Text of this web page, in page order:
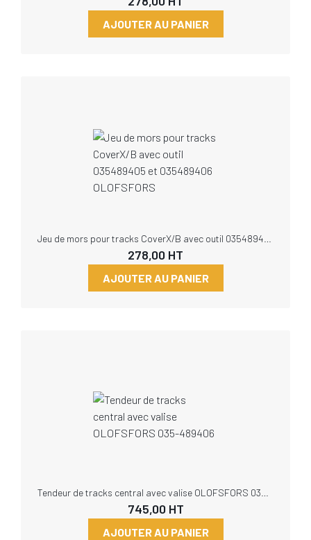
AJOUTER AU PANIER
278,00 HT
AJOUTER AU PANIER
745,00HT
AJOUTER AU PANIER